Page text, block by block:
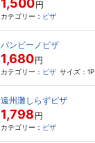
円
カテゴリー： ピザ
バンビーノピザ
1,680円
カテゴリー： ピザ サイズ：1P
遠州灘しらずピザ
1,798 円
カテゴリー： ピザ